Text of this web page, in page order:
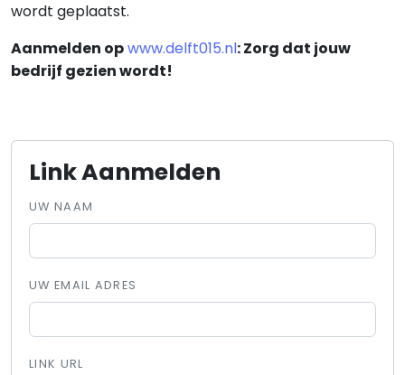
wordt geplaatst.
Aanmelden opwww.delft015.nl: Zorg dat jouw
bedrijf gezien wordt!
Link Aanmelden
UW NAAM
UW EMAIL ADRES
LINK URL